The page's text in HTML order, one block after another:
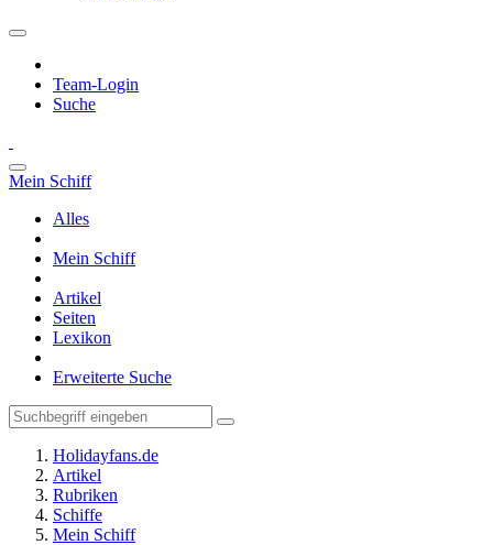
Team-Login
Suche
Mein Schiff
Alles
Mein Schiff
Artikel
Seiten
Lexikon
Erweiterte Suche
Holidayfans.de
Artikel
Rubriken
Schiffe
Mein Schiff